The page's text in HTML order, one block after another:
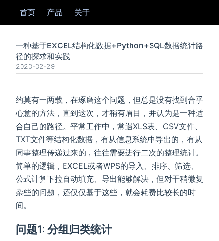
首页 产品 关于
一种基于EXCEL结构化数据+Python+SQL数据统计路
径的探求和实践
2020-02-29
约莫有一两载，在琢磨这个问题，但总是没有找到合乎
心意的方法，直到这次，才稍有眉目，并认为是一种适
合自己的路径。平常工作中，常遇XLS表、CSV文件、
TXT文件等结构化数据，有从信息系统中导出的，有从
同事整理传递过来的，往往需要进行二次的整理统计。
简单的逻辑，EXCEL或者WPS的导入、排序、筛选、
公式计算下拉自动填充、导出能够解决，但对于稍微复
杂些的问题，还仅仅基于这些，就会耗费比较长的时
间。
问题1: 分组归类统计